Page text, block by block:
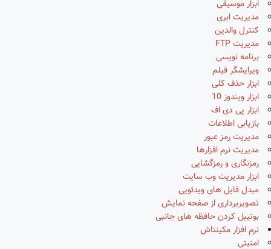
ابزار موسیقی
مدیریت ابری
کنترل والدین
مدیریت FTP
برنامه نویسی
ویرایشگر فیلم
ابزار حذف کلی
ابزار ویندوز 10
ابزار پی دی اف
بازیابی اطلاعات
مدیریت رمز عبور
مدیریت نرم افزارها
رمزنگاری و رمزگشایی
ابزار مدیریت وب سایت
مبدل فایل های ویدئویی
تصویربرداری از صفحه نمایش
بوتیبل کردن حافظه های جانبی
نرم افزار مکینتاش
امنیتی